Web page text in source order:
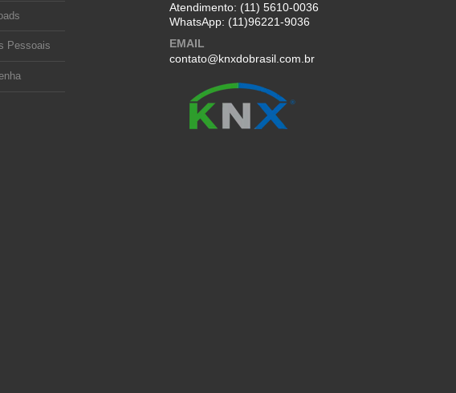
Pessoais
Atendimento: (11) 5610-0036
WhatsApp: (11)96221-9036
EMAIL
contato@knxdobrasil.com.br